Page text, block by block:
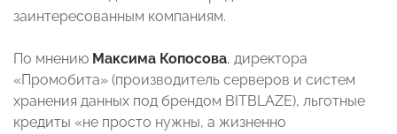
заинтересованным компаниям.
По мнению Максима Копосова, директора
«Промобита» (производитель серверов и систем
хранения данных под брендом BITBLAZE), льготные
кредиты «не просто нужны, а жизненно